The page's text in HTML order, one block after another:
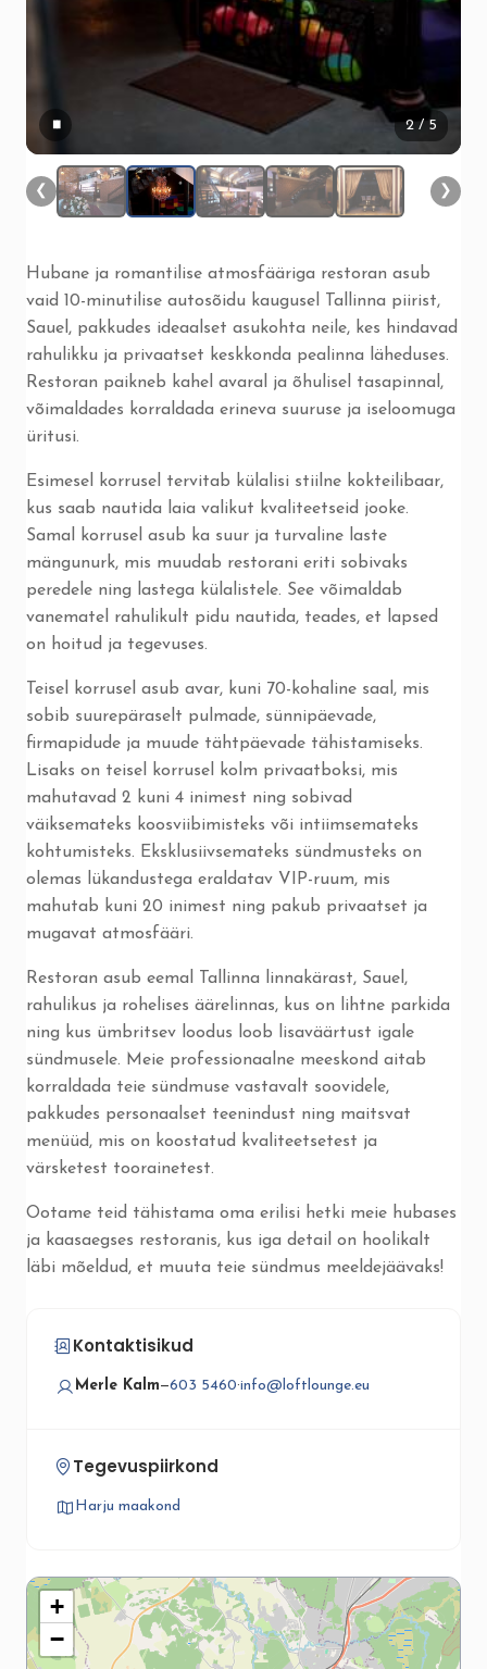
2/ 5
▮▮
❮ ❯
Hubane ja romantilise atmosfääriga restoran asub
vaid 10-minutilise autosõidu kaugusel Tallinna piirist,
Sauel, pakkudes ideaalset asukohta neile, kes hindavad
rahulikku ja privaatset keskkonda pealinna läheduses.
Restoran paikneb kahel avaral ja õhulisel tasapinnal,
võimaldades korraldada erineva suuruse ja iseloomuga
üritusi.
Esimesel korrusel tervitab külalisi stiilne kokteilibaar,
kus saab nautida laia valikut kvaliteetseid jooke.
Samal korrusel asub ka suur ja turvaline laste
mängunurk, mis muudab restorani eriti sobivaks
peredele ning lastega külalistele. See võimaldab
vanematel rahulikult pidu nautida, teades, et lapsed
on hoitud ja tegevuses.
Teisel korrusel asub avar, kuni 70-kohaline saal, mis
sobib suurepäraselt pulmade, sünnipäevade,
firmapidude ja muude tähtpäevade tähistamiseks.
Lisaks on teisel korrusel kolm privaatboksi, mis
mahutavad 2 kuni 4 inimest ning sobivad
väiksemateks koosviibimisteks või intiimsemateks
kohtumisteks. Eksklusiivsemateks sündmusteks on
olemas lükandustega eraldatav VIP-ruum, mis
mahutab kuni 20 inimest ning pakub privaatset ja
mugavat atmosfääri.
Restoran asub eemal Tallinna linnakärast, Sauel,
rahulikus ja rohelises äärelinnas, kus on lihtne parkida
ning kus ümbritsev loodus loob lisaväärtust igale
sündmusele. Meie professionaalne meeskond aitab
korraldada teie sündmuse vastavalt soovidele,
pakkudes personaalset teenindust ning maitsvat
menüüd, mis on koostatud kvaliteetsetest ja
värsketest toorainetest.
Ootame teid tähistama oma erilisi hetki meie hubases
ja kaasaegses restoranis, kus iga detail on hoolikalt
läbi mõeldud, et muuta teie sündmus meeldejäävaks!
Kontaktisikud
Merle Kalm—603 5460·info@loftlounge.eu
Tegevuspiirkond
Harju maakond
+
−